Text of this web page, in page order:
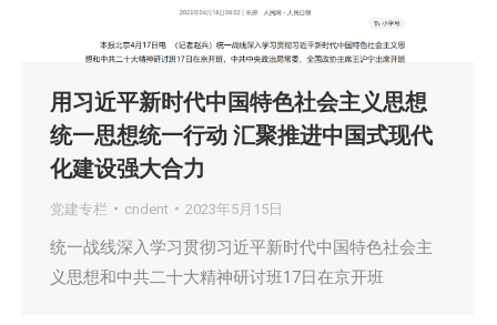
用习近平新时代中国特色社会主义思想
统一思想统一行动 汇聚推进中国式现代
化建设强大合力
党建专栏 cndent 2023年5月15日
统一战线深入学习贯彻习近平新时代中国特色社会主
义思想和中共二十大精神研讨班17日在京开班